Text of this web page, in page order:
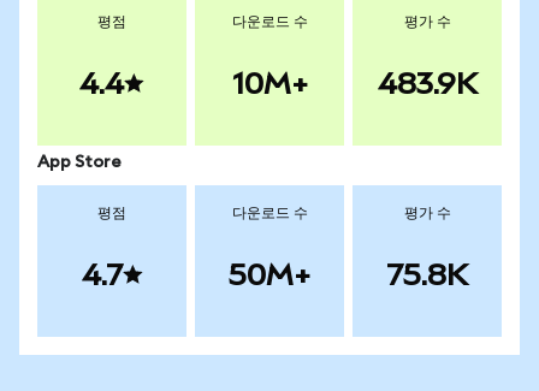
평점
4.4
다운로드 수
10M+
평가 수
483.9K
App Store
평점
4.7
다운로드 수
50M+
평가 수
75.8K